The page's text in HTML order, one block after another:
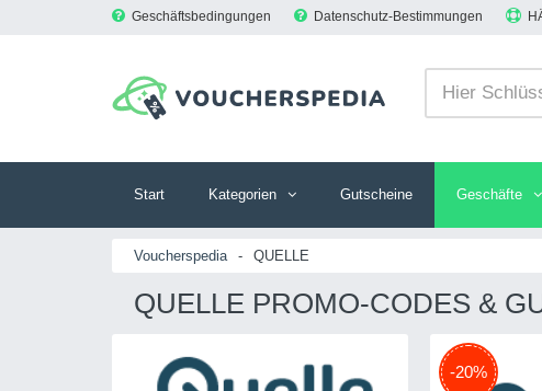
Geschäftsbedingungen Datenschutz-Bestimmungen
Start Kategorien Gutscheine Geschäfte
Voucherspedia - QUELLE
QUELLE PROMO-CODES &
-20%